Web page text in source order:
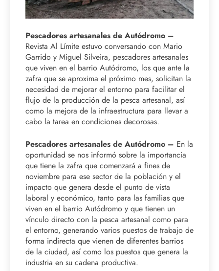
Pescadores artesanales de Autódromo –
Revista Al Límite estuvo conversando con Mario
Garrido y Miguel Silveira, pescadores artesanales
que viven en el barrio Autódromo, los que ante la
zafra que se aproxima el próximo mes, solicitan la
necesidad de mejorar el entorno para facilitar el
flujo de la producción de la pesca artesanal, así
como la mejora de la infraestructura para llevar a
cabo la tarea en condiciones decorosas.
Pescadores artesanales de Autódromo – En la
oportunidad se nos informó sobre la importancia
que tiene la zafra que comenzará a fines de
noviembre para ese sector de la población y el
impacto que genera desde el punto de vista
laboral y económico, tanto para las familias que
viven en el barrio Autódromo y que tienen un
vínculo directo con la pesca artesanal como para
el entorno, generando varios puestos de trabajo de
forma indirecta que vienen de diferentes barrios
de la ciudad, así como los puestos que genera la
industria en su cadena productiva.